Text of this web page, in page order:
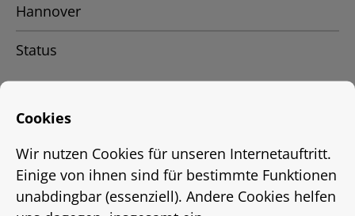
Hannover
Status
Vermietet
Energieausweis
EnEV 2009
Energieausweistyp
Cookies
Wir nutzen Cookies für unseren Internetauftritt.
Einige von ihnen sind für bestimmte Funktionen
unabdingbar (essenziell). Andere Cookies helfen